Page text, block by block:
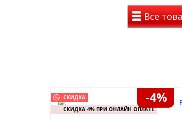
для активного отдыха, путешествий
Все
СКИДКА
СКИДКА 4% ПРИ ОНЛАЙН ОПЛАТЕ
-4%